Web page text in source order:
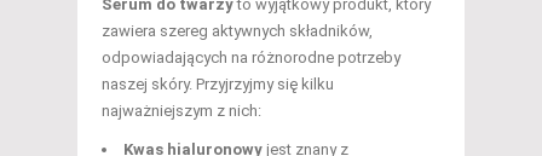
Serum do twarzyto wyjątkowy produkt, który
zawiera szereg aktywnych składników,
odpowiadających na różnorodne potrzeby
naszej skóry. Przyjrzyjmy się kilku
najważniejszym z nich:
Kwas hialuronowy jest znany z